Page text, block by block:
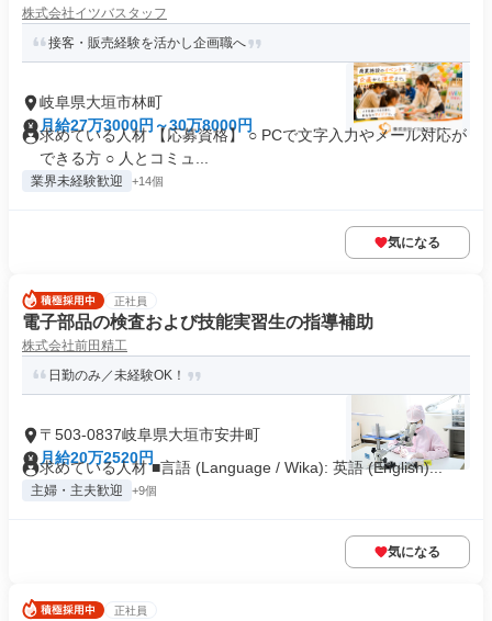
株式会社イツバスタッフ
接客・販売経験を活かし企画職へ
岐阜県大垣市林町
月給27万3000円～30万8000円
求めている人材 【応募資格】 ○ PCで文字入力やメール対応が
できる方 ○ 人とコミュ...
業界未経験歓迎 +14個
気になる
正社員
電子部品の検査および技能実習生の指導補助
株式会社前田精工
日勤のみ／未経験OK！
〒503-0837岐阜県大垣市安井町
月給20万2520円
求めている人材 ■言語 (Language / Wika): 英語 (English)...
主婦・主夫歓迎 +9個
気になる
正社員